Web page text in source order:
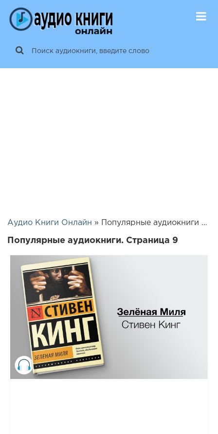
Аудио Книги Онлайн » Популярные аудиокниги » Страница 9
Популярные аудиокниги. Страница 9